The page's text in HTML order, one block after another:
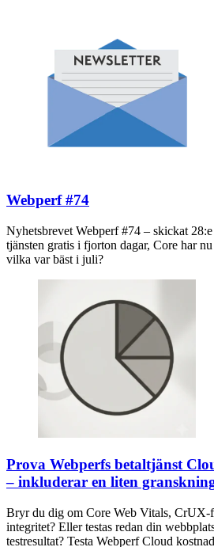
Webperf #74
Nyhetsbrevet Webperf #74 – skickat
tjänsten gratis i fjorton dagar, Core har
vilka var bäst i juli?
Prova Webperfs betaltjänst
– inkluderar en liten
Bryr du dig om Core Web Vitals, CrUX-
integritet? Eller testas redan din
testresultat? Testa Webperf Cloud